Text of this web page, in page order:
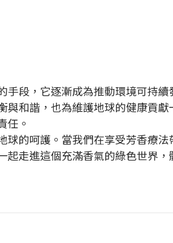
段，它逐漸成為推動環境可持
和諧，也為維護地球的健康貢
任。
的呵護。當我們在享受芳香療
走進這個充滿香氣的綠色世界